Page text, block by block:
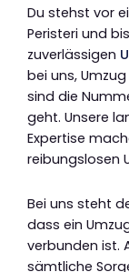
Du stehst vor
Peristeri und
zuverlässigen
bei uns,
sind die
geht. Unsere
Expertise
reibungslosen
Bei uns steht
dass ein
verbunden ist.
sämtliche